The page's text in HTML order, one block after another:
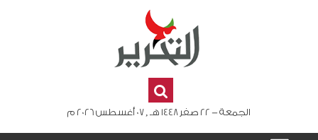
الجمعة - 22 صفر 1448 هـ , 07 أغسطس 2026 م